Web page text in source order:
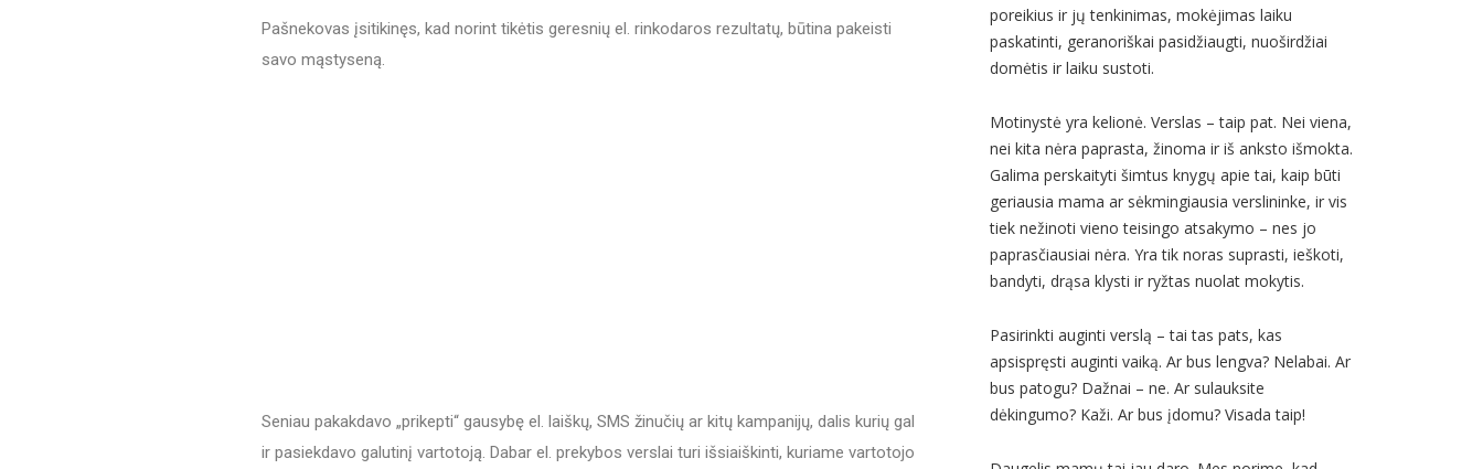
Pašnekovas įsitikinęs, kad norint tikėtis geresnių el. rinkodaros rezultatų, būtina pakeisti
savo mąstyseną.
Seniau pakakdavo „prikepti“ gausybę el. laiškų, SMS žinučių ar kitų kampanijų, dalis kurių gal
ir pasiekdavo galutinį vartotoją. Dabar el. prekybos verslai turi išsiaiškinti, kuriame vartotojo
poreikius ir jų tenkinimas, mokėjimas laiku
paskatinti, geranoriškai pasidžiaugti, nuoširdžiai
domėtis ir laiku sustoti.
Motinystė yra kelionė. Verslas – taip pat. Nei viena,
nei kita nėra paprasta, žinoma ir iš anksto išmokta.
Galima perskaityti šimtus knygų apie tai, kaip būti
geriausia mama ar sėkmingiausia verslininke, ir vis
tiek nežinoti vieno teisingo atsakymo – nes jo
paprasčiausiai nėra. Yra tik noras suprasti, ieškoti,
bandyti, drąsa klysti ir ryžtas nuolat mokytis.
Pasirinkti auginti verslą – tai tas pats, kas
apsispręsti auginti vaiką. Ar bus lengva? Nelabai. Ar
bus patogu? Dažnai – ne. Ar sulauksite
dėkingumo? Kaži. Ar bus įdomu? Visada taip!